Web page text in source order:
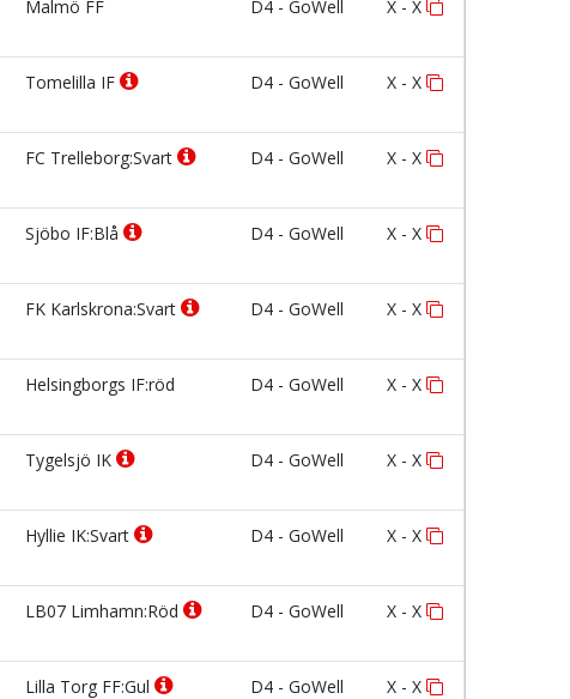
Malmö FF D4 - GoWell X - X
Tomelilla IF D4 - GoWell X - X
FC Trelleborg:Svart D4 - GoWell X - X
Sjöbo IF:Blå D4 - GoWell X - X
FK Karlskrona:Svart D4 - GoWell X - X
Helsingborgs IF:röd D4 - GoWell X - X
Tygelsjö IK D4 - GoWell X - X
Hyllie IK:Svart D4 - GoWell X - X
LB07 Limhamn:Röd D4 - GoWell X - X
Lilla Torg FF:Gul D4 - GoWell X - X